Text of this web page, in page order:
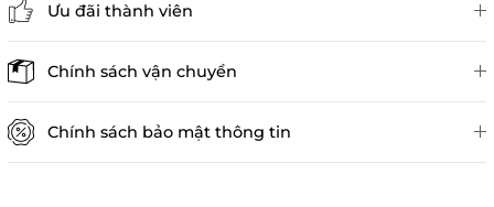
Ưu đãi thành viên
Chính sách vận chuyển
Chính sách bảo mật thông tin